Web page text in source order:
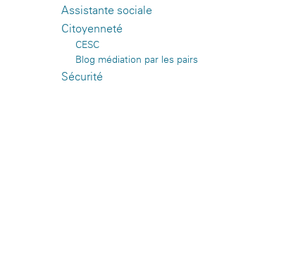
Assistante sociale
Citoyenneté
CESC
Blog médiation par les pairs
Sécurité